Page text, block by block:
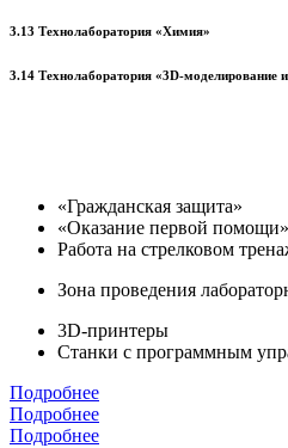
3.13 Технолаборатория «Химия»
3.14 Технолаборатория «3D-моделирование
«Гражданская защита»
«Оказание первой помощи»
Работа на стрелковом
Зона проведения
3D-принтеры
Станки с программным
Подробнее
Подробнее
Подробнее